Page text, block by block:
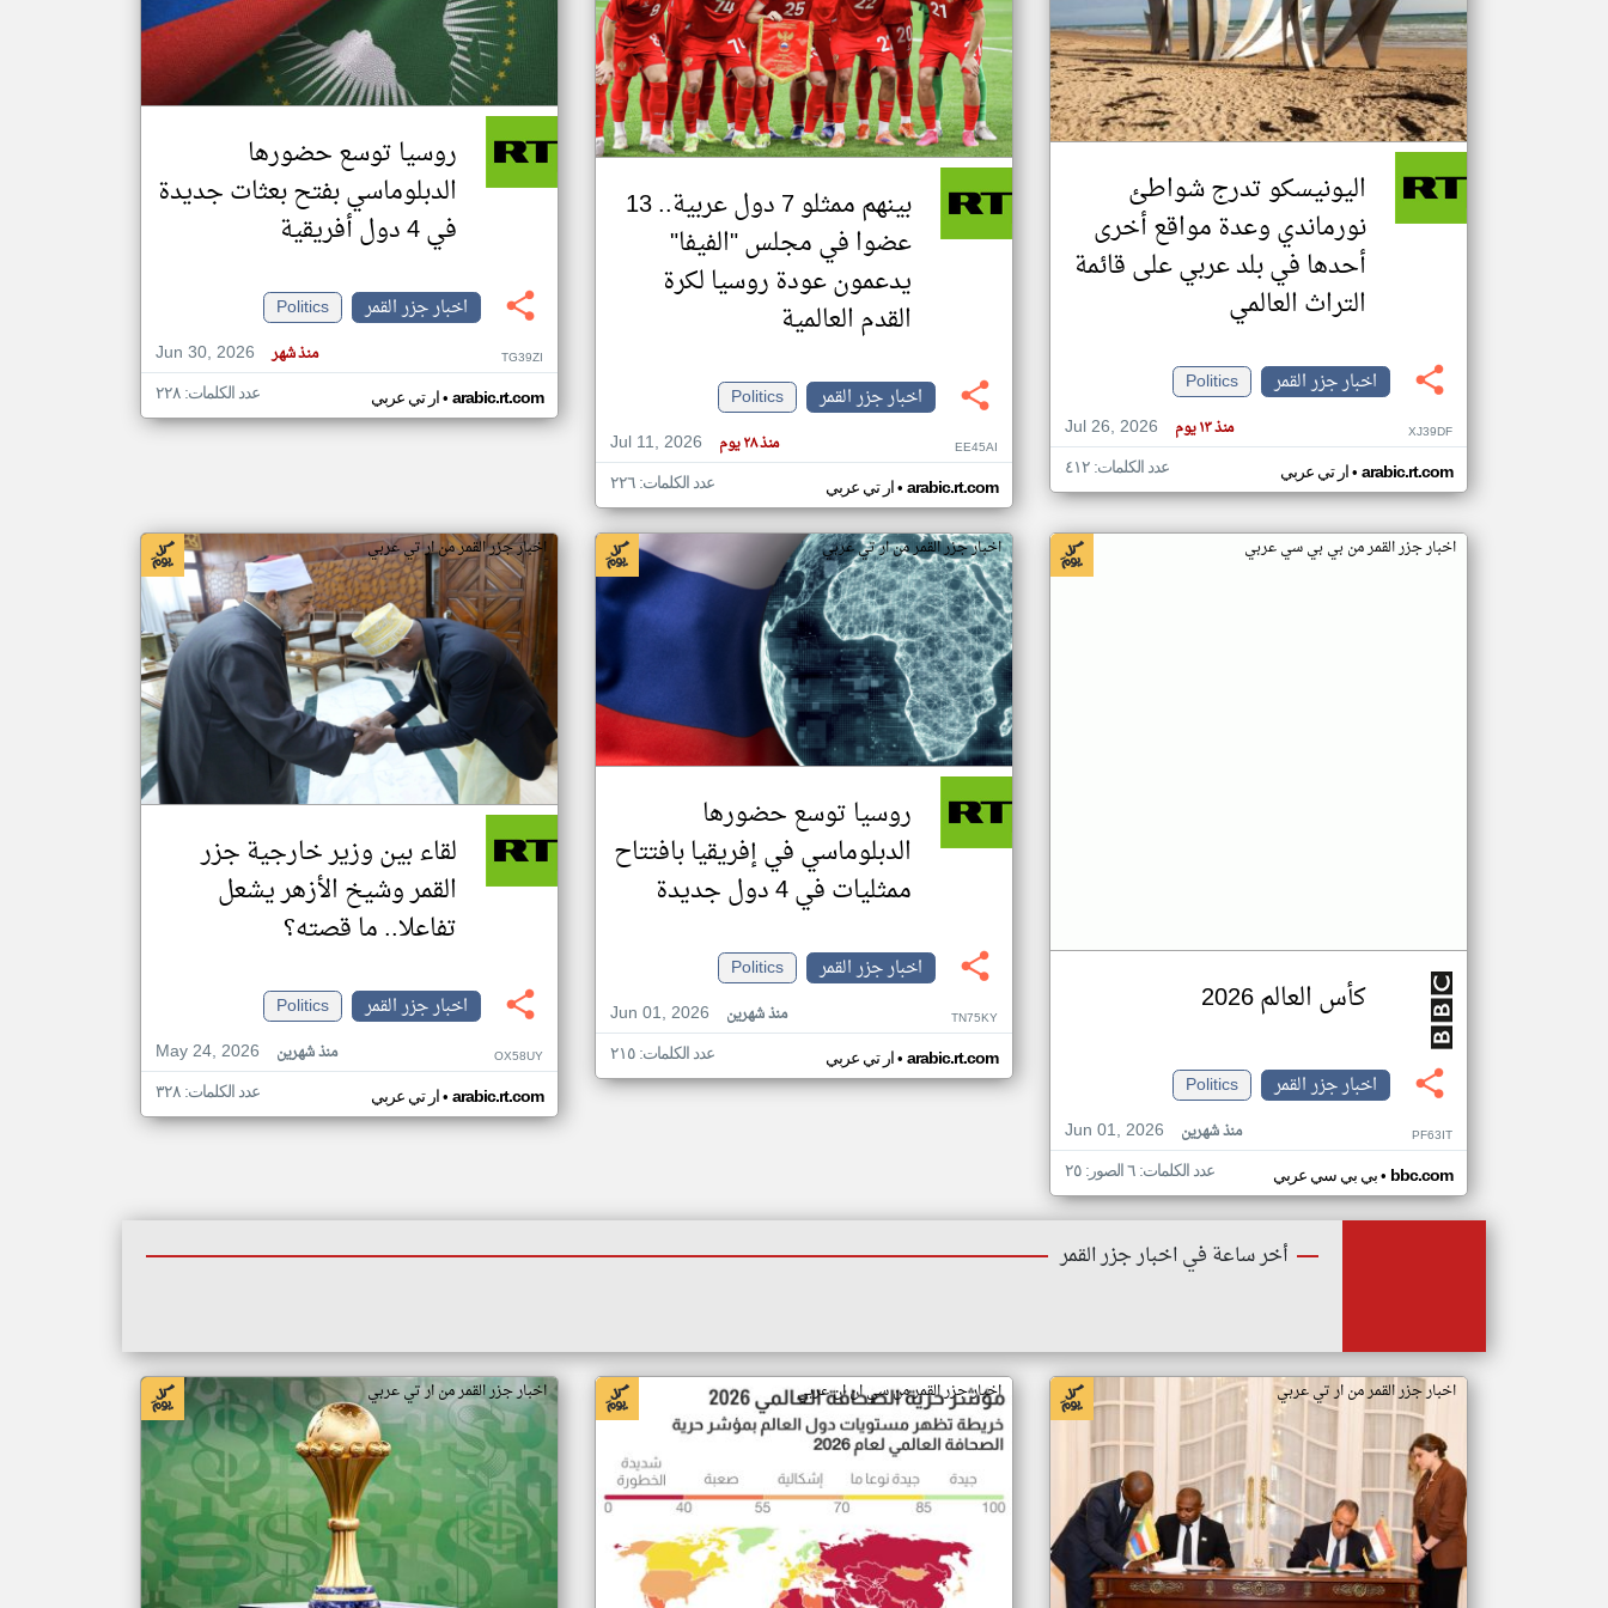
تغيير الدولة
اخبار جزر القمر على مدار الساعة
أهم اخبار جزر القمر العاجلة والمباشرة
اليونيسكو تدرج شواطئ
نورماندي وعدة مواقع أخرى
أحدها في بلد عربي على قائمة
التراث العالمي
اخبار جزر القمر
Politics
Jul 26, 2026
منذ ١٣ يوم XJ39DF
ار تي عربي• arabic.rt.com عدد الكلمات: ٤١٢
بينهم ممثلو 7 دول عربية.. 13
عضوا في مجلس "الفيفا"
يدعمون عودة روسيا لكرة
القدم العالمية
اخبار جزر القمر
Politics
Jul 11, 2026
منذ ٢٨ يوم EE45AI
ار تي عربي• arabic.rt.com عدد الكلمات: ٢٢٦
روسيا توسع حضورها
الدبلوماسي بفتح بعثات جديدة
في 4 دول أفريقية
اخبار جزر القمر
Politics
Jun 30, 2026
منذ شهر TG39ZI
ار تي عربي• arabic.rt.com عدد الكلمات: ٢٢٨
اخبار جزر القمر من بي بي سي عربي
كأس العالم 2026
اخبار جزر القمر
Politics
Jun 01, 2026
منذ شهرين PF63IT
بي بي سي عربي• bbc.com عدد الكلمات: ٦ الصور: ٢٥
اخبار جزر القمر من ار تي عربي
روسيا توسع حضورها
الدبلوماسي في إفريقيا بافتتاح
ممثليات في 4 دول جديدة
اخبار جزر القمر
Politics
Jun 01, 2026
منذ شهرين TN75KY
ار تي عربي• arabic.rt.com عدد الكلمات: ٢١٥
اخبار جزر القمر من ار تي عربي
لقاء بين وزير خارجية جزر
القمر وشيخ الأزهر يشعل
تفاعلا.. ما قصته؟
اخبار جزر القمر
Politics
May 24, 2026
منذ شهرين OX58UY
ار تي عربي• arabic.rt.com عدد الكلمات: ٣٢٨
أخر ساعة في اخبار جزر القمر
اخبار جزر القمر من ار تي عربي اخبار جزر القمر من سي ان ان عربي اخبار جزر القمر من ار تي عربي
klyoum.com